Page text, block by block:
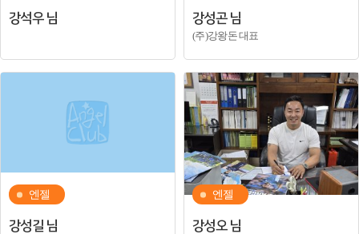
강석우 님 강성곤 님
(주)강왕돈 대표
엔젤
강성길 님
엔젤
강성오 님